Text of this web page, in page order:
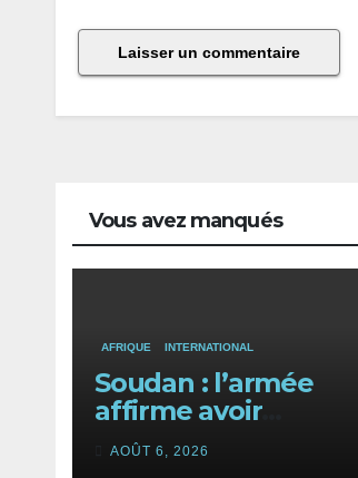
Vous avez manqués
AFRIQUE INTERNATIONAL
Soudan : l’armée
affirme avoir
repoussé une
offensive des FSR
AOÛT 6, 2026